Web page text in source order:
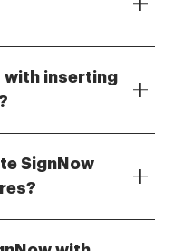
and then
process is quick
with inserting
investment. Our
catering to
SignNow